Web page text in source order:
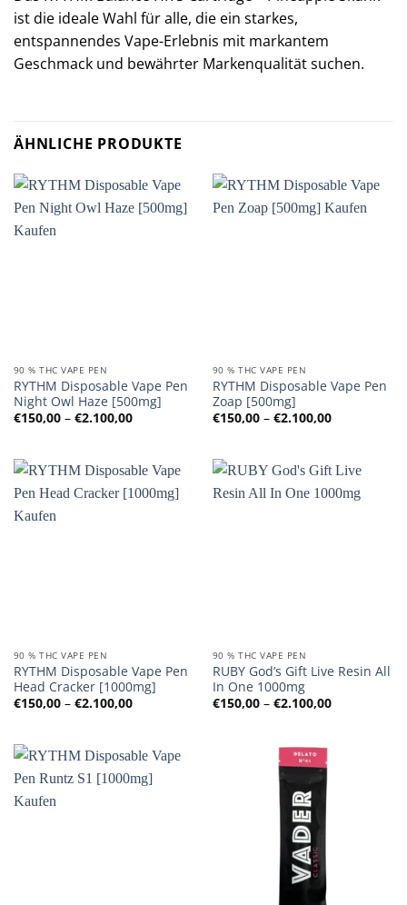
ist die ideale Wahl für alle, die ein starkes,
entspannendes Vape-Erlebnis mit markantem
Geschmack und bewährter Markenqualität suchen.
ÄHNLICHE PRODUKTE
90 % THC VAPE PEN
RYTHM Disposable Vape Pen
Night Owl Haze [500mg]
€150,00 – €2.100,00Preisspanne:
90 % THC VAPE PEN
RYTHM Disposable Vape Pen
Zoap [500mg]
€150,00 – €2.100,00
90 % THC VAPE PEN
RYTHM Disposable Vape Pen
Head Cracker [1000mg]
€150,00 – €2.100,00Preisspanne:
€150,00
90 % THC VAPE PEN
RUBY God’s Gift Live Resin All
In One 1000mg
€150,00 – €2.100,00
€150,00